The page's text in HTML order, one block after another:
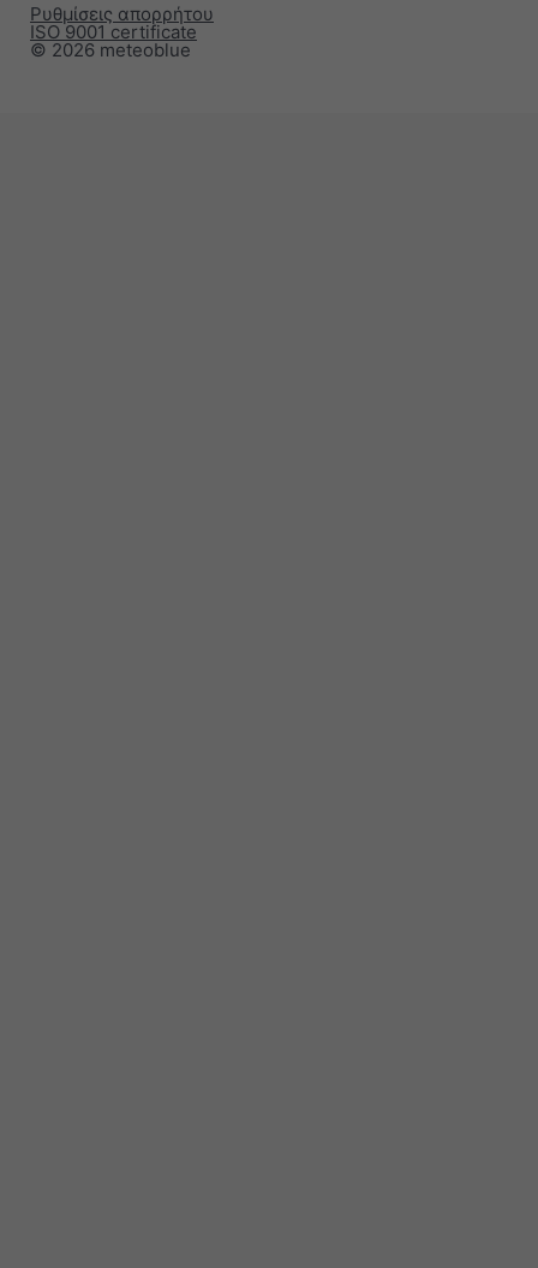
© 2026 meteoblue
ISO 9001 certificate
Ρυθμίσεις απορρήτου